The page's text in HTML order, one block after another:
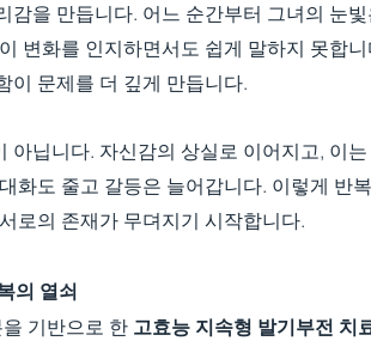
감을 만듭니다. 어느 순간부터 그녀의 눈
변화를 인지하면서도 쉽게 말하지 못합
이 문제를 더 깊게 만듭니다.
아닙니다. 자신감의 상실로 이어지고, 이
화도 줄고 갈등은 늘어갑니다. 이렇게 반
로의 존재가 무뎌지기 시작합니다.
의 열쇠
기반으로 한 고효능 지속형 발기부전 치